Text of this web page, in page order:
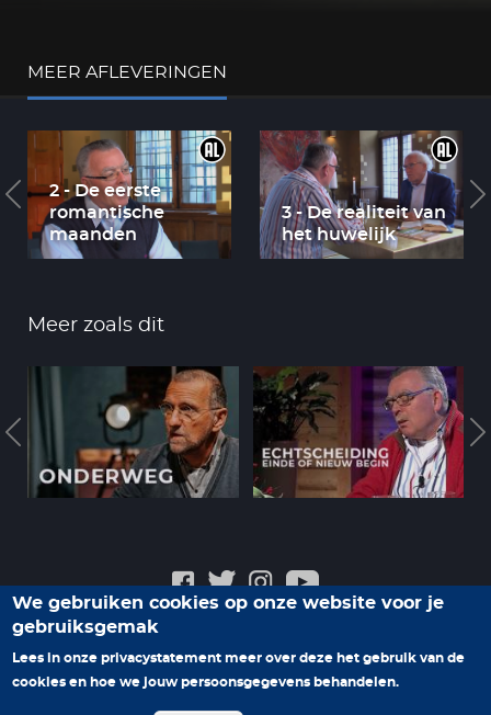
MEER AFLEVERINGEN
2 - De eerste
romantische
maanden
3 - De realiteit van
het huwelijk
Meer zoals dit
Veelgestelde vragen
Help ons nieuwe programma's te maken
We gebruiken cookies op onze website voor je
gebruiksgemak
Lees in onze privacystatement meer over deze het gebruik van de
cookies en hoe we jouw persoonsgegevens behandelen.